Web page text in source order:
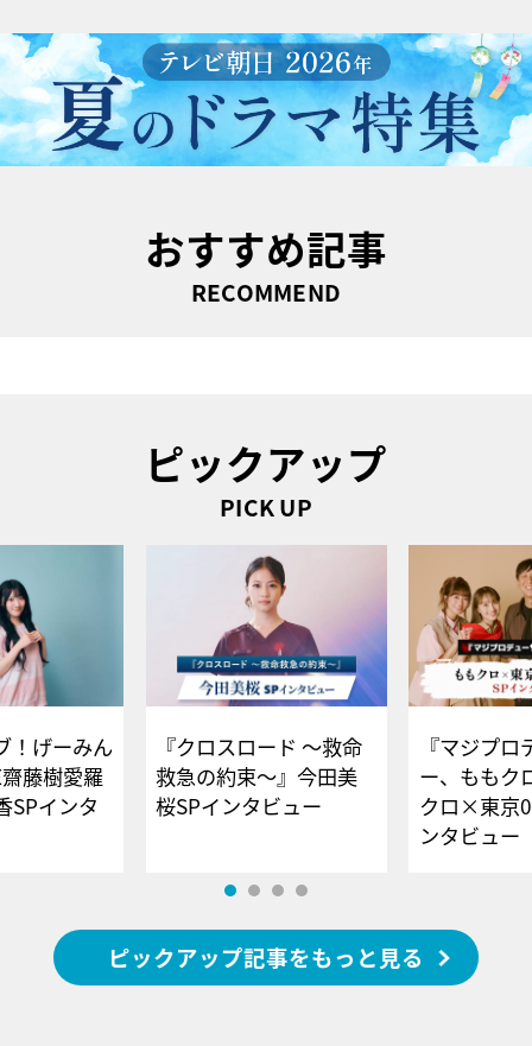
おすすめ記事
RECOMMEND
ピックアップ
PICK UP
！げーみん
藤樹愛羅
SPインタ
『クロスロード ～救命
救急の約束～』今田美
桜SPインタビュー
『マジプロ
ー、ももク
クロ×東京
ンタビュー
ピックアップ記事をもっと見る